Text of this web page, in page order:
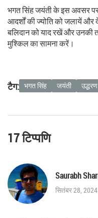
भगत सिंह जयंती के इस अवसर
आदर्शों की ज्योति को जलायें
बलिदान को याद रखें और उनकी
मुश्किल का सामना करें।
टैग: भगत सिंह जयंती उद्धरण
17 टिप्पणि
Saurabh
सितंबर 28,